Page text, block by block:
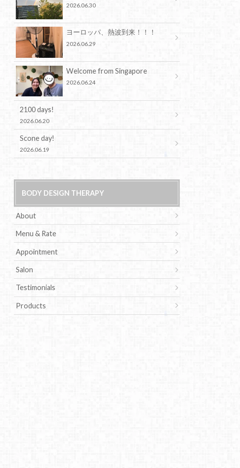
2026.06.30
ヨーロッパ、熱波到来！！！
2026.06.29
Welcome from Singapore
2026.06.24
2100 days!
2026.06.20
Scone day!
2026.06.19
BODY DESIGN THERAPY
About
Menu & Rate
Appointment
Salon
Testimonials
Products